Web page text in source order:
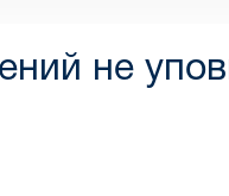
не